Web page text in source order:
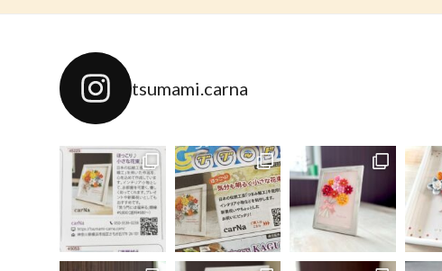
tsumami.carna